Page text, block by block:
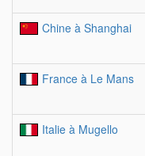
Chine à Shanghai
France à Le Mans
Italie à Mugello